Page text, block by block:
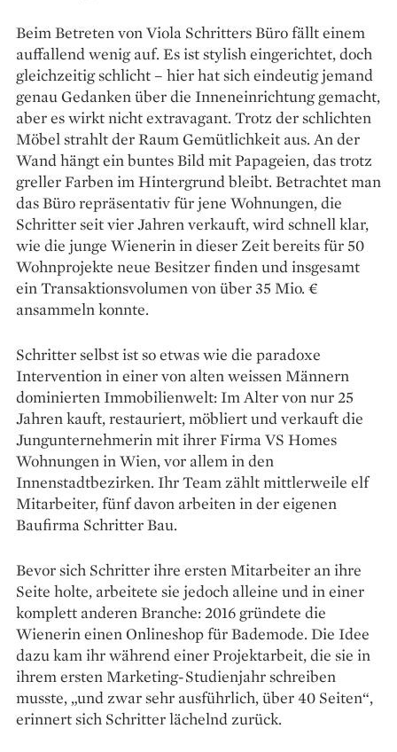
Beim Betreten von Viola Schritters Büro fällt einem
auffallend wenig auf. Es ist stylish ein­gerichtet, doch
gleichzeitig schlicht – hier hat sich eindeutig jemand
genau Gedanken über die Inneneinrichtung gemacht,
aber es wirkt nicht extravagant. Trotz der schlichten
Möbel strahlt der Raum Gemütlichkeit aus. An der
Wand hängt ein buntes Bild mit Papageien, das trotz
greller Farben im Hintergrund bleibt. Betrachtet man
das Büro repräsentativ für jene Wohnungen, die
Schritter seit vier Jahren verkauft, wird schnell klar,
wie die junge Wienerin in dieser Zeit bereits für 50
Wohnprojekte neue Besitzer finden und insgesamt
ein Transaktionsvolumen von über 35 Mio. €
ansammeln konnte.
Schritter selbst ist so etwas wie die para­doxe
Intervention in einer von alten weissen Männern
dominierten Immobilienwelt: Im Alter von nur 25
Jahren kauft, restauriert, möbliert und ver­kauft die
Jungunternehmerin mit ihrer Firma VS Homes
Wohnungen in Wien, vor allem in den
Innenstadtbezirken. Ihr Team zählt mittlerweile elf
Mitarbeiter, fünf davon arbeiten in der eige­nen
Baufirma Schritter Bau.
Bevor sich Schritter ihre ersten Mitarbeiter an ihre
Seite holte, arbeitete sie jedoch alleine und in einer
komplett anderen Branche: 2016 gründete die
Wienerin einen Onlineshop für Bademode. Die Idee
dazu kam ihr während einer Projektarbeit, die sie in
ihrem ersten Marketing-Studienjahr ­schreiben
musste, „und zwar sehr ausführlich, über 40 Seiten“,
erinnert sich Schritter lächelnd zurück.